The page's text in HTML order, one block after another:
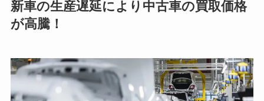
新車の生産遅延により中古車の買取価格
が高騰！